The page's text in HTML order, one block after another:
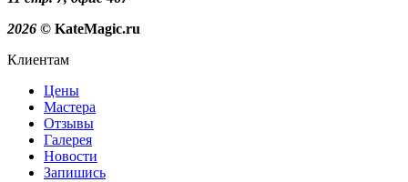
2026 © KateMagic.ru
Клиентам
Цены
Мастера
Отзывы
Галерея
Новости
Запишись